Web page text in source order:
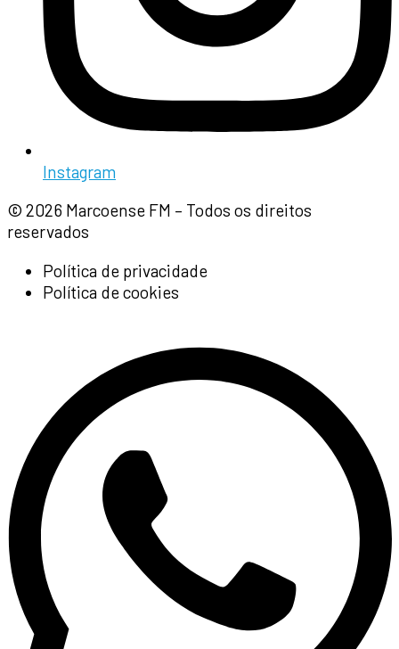
Instagram
© 2026 Marcoense FM – Todos os direitos
reservados
Política de privacidade
Política de cookies